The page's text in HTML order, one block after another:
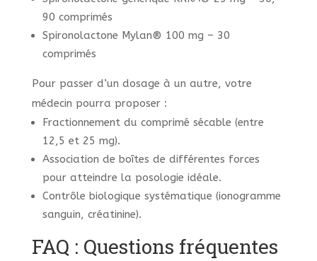
90 comprimés
Spironolactone Mylan® 100 mg – 30
comprimés
Pour passer d’un dosage à un autre, votre
médecin pourra proposer :
Fractionnement du comprimé sécable (entre
12,5 et 25 mg).
Association de boîtes de différentes forces
pour atteindre la posologie idéale.
Contrôle biologique systématique (ionogramme
sanguin, créatinine).
FAQ : Questions fréquentes